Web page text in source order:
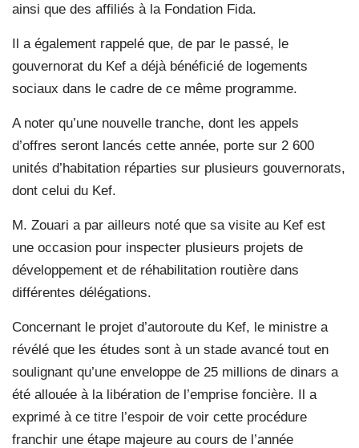
ainsi que des affiliés à la Fondation Fida.
Il a également rappelé que, de par le passé, le
gouvernorat du Kef a déjà bénéficié de logements
sociaux dans le cadre de ce même programme.
A noter qu’une nouvelle tranche, dont les appels
d’offres seront lancés cette année, porte sur 2 600
unités d’habitation réparties sur plusieurs gouvernorats,
dont celui du Kef.
M. Zouari a par ailleurs noté que sa visite au Kef est
une occasion pour inspecter plusieurs projets de
développement et de réhabilitation routière dans
différentes délégations.
Concernant le projet d’autoroute du Kef, le ministre a
révélé que les études sont à un stade avancé tout en
soulignant qu’une enveloppe de 25 millions de dinars a
été allouée à la libération de l’emprise foncière. Il a
exprimé à ce titre l’espoir de voir cette procédure
franchir une étape majeure au cours de l’année